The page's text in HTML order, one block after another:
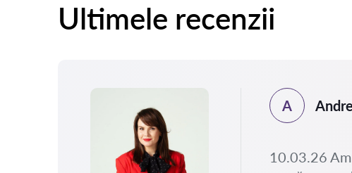
Ultimele recenzii
A
10.03.26